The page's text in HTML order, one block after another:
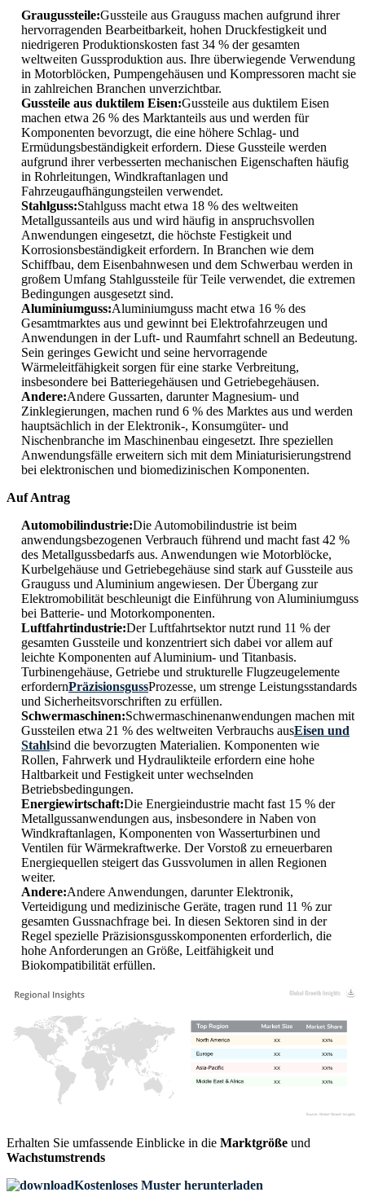
Graugussteile:Gussteile aus Grauguss machen aufgrund ihrer
hervorragenden Bearbeitbarkeit, hohen Druckfestigkeit und
niedrigeren Produktionskosten fast 34 % der gesamten
weltweiten Gussproduktion aus. Ihre überwiegende Verwendung
in Motorblöcken, Pumpengehäusen und Kompressoren macht sie
in zahlreichen Branchen unverzichtbar.
Gussteile aus duktilem Eisen:Gussteile aus duktilem Eisen
machen etwa 26 % des Marktanteils aus und werden für
Komponenten bevorzugt, die eine höhere Schlag- und
Ermüdungsbeständigkeit erfordern. Diese Gussteile werden
aufgrund ihrer verbesserten mechanischen Eigenschaften häufig
in Rohrleitungen, Windkraftanlagen und
Fahrzeugaufhängungsteilen verwendet.
Stahlguss:Stahlguss macht etwa 18 % des weltweiten
Metallgussanteils aus und wird häufig in anspruchsvollen
Anwendungen eingesetzt, die höchste Festigkeit und
Korrosionsbeständigkeit erfordern. In Branchen wie dem
Schiffbau, dem Eisenbahnwesen und dem Schwerbau werden in
großem Umfang Stahlgussteile für Teile verwendet, die extremen
Bedingungen ausgesetzt sind.
Aluminiumguss:Aluminiumguss macht etwa 16 % des
Gesamtmarktes aus und gewinnt bei Elektrofahrzeugen und
Anwendungen in der Luft- und Raumfahrt schnell an Bedeutung.
Sein geringes Gewicht und seine hervorragende
Wärmeleitfähigkeit sorgen für eine starke Verbreitung,
insbesondere bei Batteriegehäusen und Getriebegehäusen.
Andere:Andere Gussarten, darunter Magnesium- und
Zinklegierungen, machen rund 6 % des Marktes aus und werden
hauptsächlich in der Elektronik-, Konsumgüter- und
Nischenbranche im Maschinenbau eingesetzt. Ihre speziellen
Anwendungsfälle erweitern sich mit dem Miniaturisierungstrend
bei elektronischen und biomedizinischen Komponenten.
Auf Antrag
Automobilindustrie:Die Automobilindustrie ist beim
anwendungsbezogenen Verbrauch führend und macht fast 42 %
des Metallgussbedarfs aus. Anwendungen wie Motorblöcke,
Kurbelgehäuse und Getriebegehäuse sind stark auf Gussteile aus
Grauguss und Aluminium angewiesen. Der Übergang zur
Elektromobilität beschleunigt die Einführung von Aluminiumguss
bei Batterie- und Motorkomponenten.
Luftfahrtindustrie:Der Luftfahrtsektor nutzt rund 11 % der
gesamten Gussteile und konzentriert sich dabei vor allem auf
leichte Komponenten auf Aluminium- und Titanbasis.
Turbinengehäuse, Getriebe und strukturelle Flugzeugelemente
erfordernPräzisionsgussProzesse, um strenge Leistungsstandards
und Sicherheitsvorschriften zu erfüllen.
Schwermaschinen:Schwermaschinenanwendungen machen mit
Gussteilen etwa 21 % des weltweiten Verbrauchs ausEisen und
Stahlsind die bevorzugten Materialien. Komponenten wie
Rollen, Fahrwerk und Hydraulikteile erfordern eine hohe
Haltbarkeit und Festigkeit unter wechselnden
Betriebsbedingungen.
Energiewirtschaft:Die Energieindustrie macht fast 15 % der
Metallgussanwendungen aus, insbesondere in Naben von
Windkraftanlagen, Komponenten von Wasserturbinen und
Ventilen für Wärmekraftwerke. Der Vorstoß zu erneuerbaren
Energiequellen steigert das Gussvolumen in allen Regionen
weiter.
Andere:Andere Anwendungen, darunter Elektronik,
Verteidigung und medizinische Geräte, tragen rund 11 % zur
gesamten Gussnachfrage bei. In diesen Sektoren sind in der
Regel spezielle Präzisionsgusskomponenten erforderlich, die
hohe Anforderungen an Größe, Leitfähigkeit und
Biokompatibilität erfüllen.
XX%
XX
XX%
XX
XX%
XX
XX%
XX
Erhalten Sie umfassende Einblicke in die Marktgröße und
Wachstumstrends
Kostenloses Muster herunterladen